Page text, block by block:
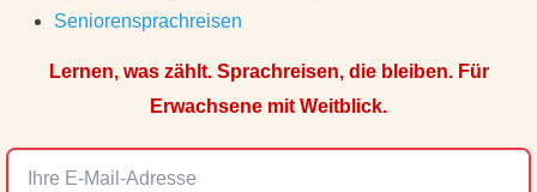
Seniorensprachreisen
Lernen, was zählt. Sprachreisen, die bleiben. Für
Erwachsene mit Weitblick.